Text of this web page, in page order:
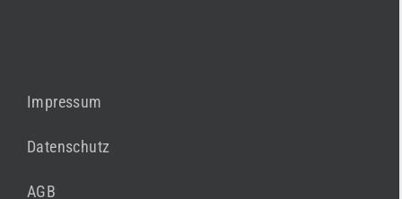
Impressum
Datenschutz
AGB